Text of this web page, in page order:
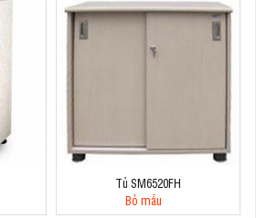
Tủ SM6520FH
Bỏ mẫu